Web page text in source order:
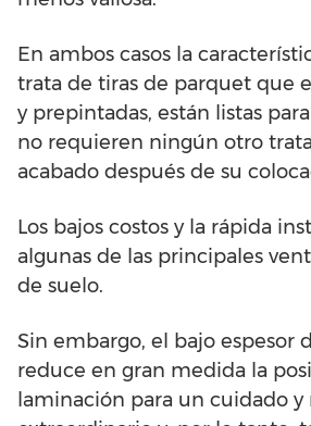
En ambos casos la
trata de tiras de parquet que
y prepintadas, están listas
no requieren ningún otro
acabado después de su
Los bajos costos y la rápida
algunas de las principales
de suelo.
Sin embargo, el bajo espesor
reduce en gran medida la
laminación para un cuidado